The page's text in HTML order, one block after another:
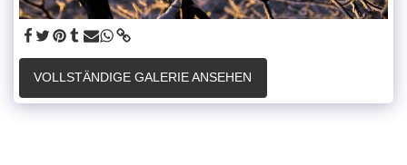
VOLLSTÄNDIGE GALERIE ANSEHEN